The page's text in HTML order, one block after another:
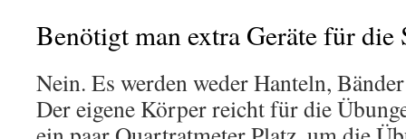
Benötigt man extra Geräte für die
Nein. Es werden weder Hanteln,
Der eigene Körper reicht für die